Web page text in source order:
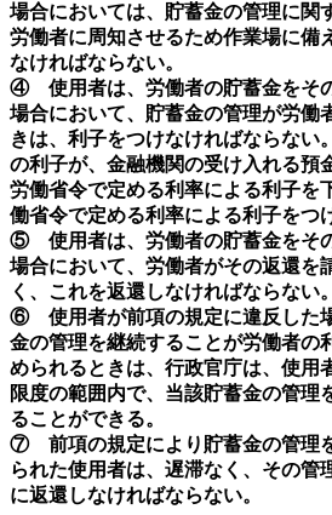
場合においては、貯蓄金の管理に関
労働者に周知させるため作業場に備
なければならない。
④ 使用者は、労働者の貯蓄金をそ
場合において、貯蓄金の管理が労働
きは、利子をつけなければならない
の利子が、金融機関の受け入れる預
労働省令で定める利率による利子を
働省令で定める利率による利子をつ
⑤ 使用者は、労働者の貯蓄金をそ
場合において、労働者がその返還を
く、これを返還しなければならない。
⑥ 使用者が前項の規定に違反した
金の管理を継続することが労働者の
められるときは、行政官庁は、使用
限度の範囲内で、当該貯蓄金の管理
ることができる。
⑦ 前項の規定により貯蓄金の管理
られた使用者は、遅滞なく、その管
に返還しなければならない。